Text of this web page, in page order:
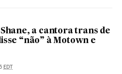
a cantora trans de
“não” à Motown e
EDT